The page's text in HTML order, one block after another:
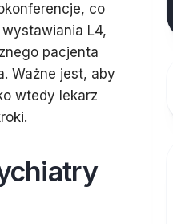
co
L4,
pacjenta
Ważne jest, aby
wtedy lekarz